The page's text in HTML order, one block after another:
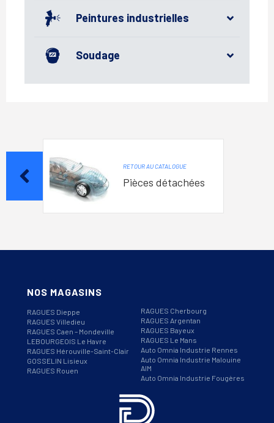
Peintures industrielles
Soudage
RETOUR AU CATALOGUE
Pièces détachées
NOS MAGASINS
RAGUES Dieppe
RAGUES Villedieu
RAGUES Caen – Mondeville
LEBOURGEOIS Le Havre
RAGUES Hérouville-Saint-Clair
GOSSELIN Lisieux
RAGUES Rouen
RAGUES Cherbourg
RAGUES Argentan
RAGUES Bayeux
RAGUES Le Mans
Auto Omnia Industrie Rennes
Auto Omnia Industrie Malouine
AIM
Auto Omnia Industrie Fougères